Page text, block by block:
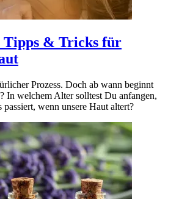
& Tricks für
Prozess. Doch ab wann beginnt
In welchem Alter solltest Du anfangen,
wenn unsere Haut altert?